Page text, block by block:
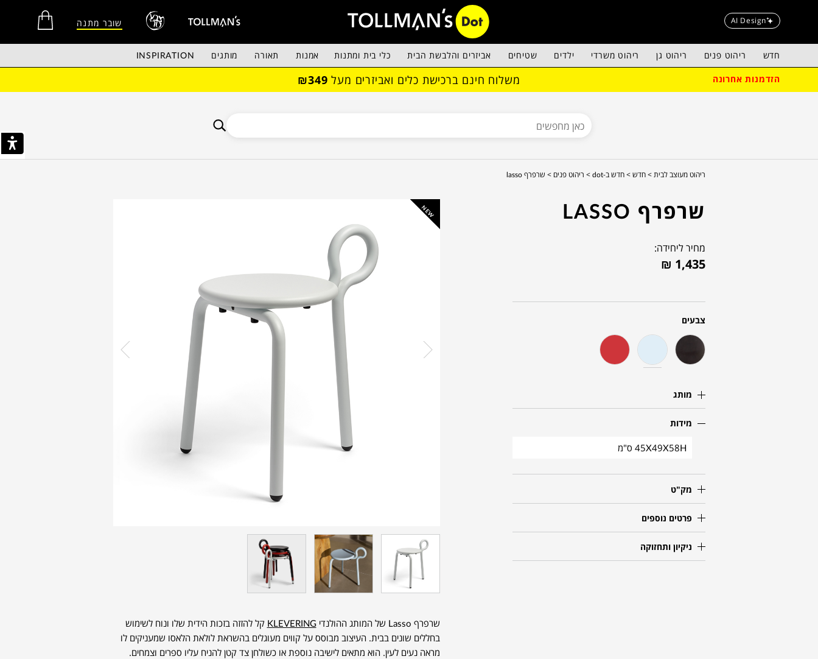
AI Design שובר מתנה
חדש ריהוט פנים ריהוט גן ריהוט משרדי ילדים שטיחים אביזרים והלבשת הבית כלי בית ומתנות אמנות תאורה מותגים INSPIRATION
הזדמנות אחרונה משלוח חינם ברכישת כלים ואביזרים מעל ₪349
ריהוט מעוצב לבית > חדש > חדש ב-dot > ריהוט פנים > שרפרף lasso
שרפרף LASSO
מחיר ליחידה:
₪ 1,435
צבעים
מותג
מידות
45X49X58H ס"מ
מק"ט
פרטים נוספים
ניקיון ותחזוקה
NEW
שרפרף Lasso של המותג ההולנדי KLEVERING קל להזזה בזכות הידית שלו ונוח לשימוש
בחללים שונים בבית. העיצוב מבוסס על קווים מעוגלים בהשראת לולאת הלאסו שמעניקים לו
מראה נעים לעין. הוא מתאים לישיבה נוספת או כשולחן צד קטן להניח עליו ספרים וצמחים.